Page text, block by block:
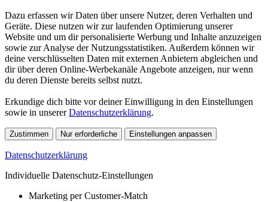
Dazu erfassen wir Daten über unsere Nutzer, deren Verhalten und
Geräte. Diese nutzen wir zur laufenden Optimierung unserer
Website und um dir personalisierte Werbung und Inhalte anzuzeigen
sowie zur Analyse der Nutzungsstatistiken. Außerdem können wir
deine verschlüsselten Daten mit externen Anbietern abgleichen und
dir über deren Online-Werbekanäle Angebote anzeigen, nur wenn
du deren Dienste bereits selbst nutzt.
Erkundige dich bitte vor deiner Einwilligung in den Einstellungen
sowie in unsererDatenschutzerklärung.
Zustimmen Nur erforderliche Einstellungen anpassen
Datenschutzerklärung
Individuelle Datenschutz-Einstellungen
Marketing per Customer-Match